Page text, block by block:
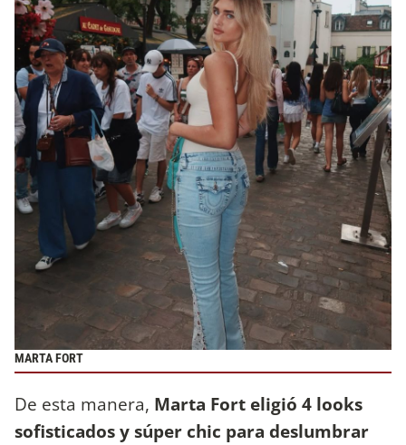
MARTA FORT
De esta manera, Marta Fort eligió 4 looks
sofisticados y súper chic para deslumbrar